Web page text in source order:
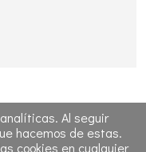
Al seguir
hacemos de estas.
cookies en cualquier